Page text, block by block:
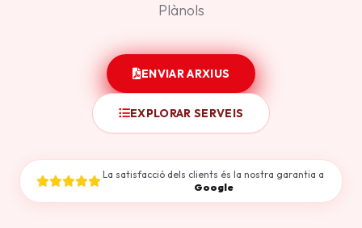
Plànols
ENVIAR ARXIUS
EXPLORAR SERVEIS
La satisfacció dels clients és la nostra garantia a
Google